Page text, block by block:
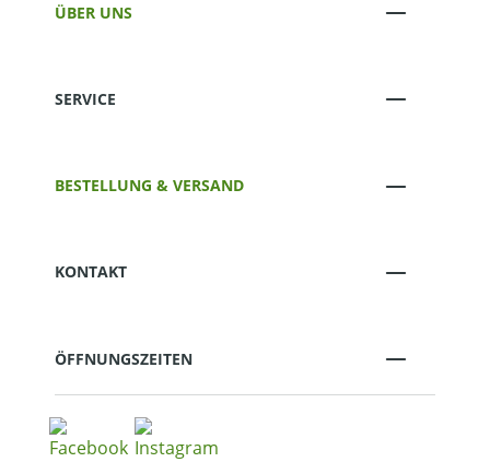
ÜBER UNS
SERVICE
BESTELLUNG & VERSAND
KONTAKT
ÖFFNUNGSZEITEN